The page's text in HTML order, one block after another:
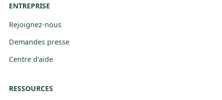
ENTREPRISE
Rejoignez-nous
Demandes presse
Centre d'aide
RESSOURCES